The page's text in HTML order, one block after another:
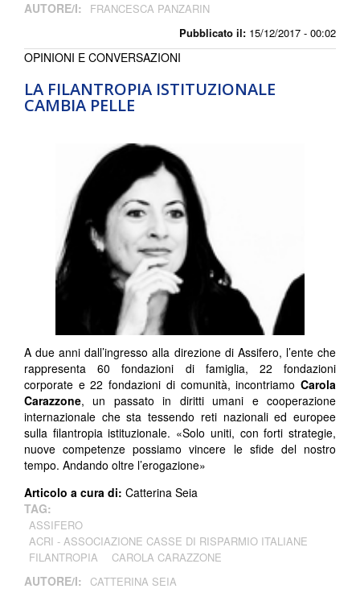
Pubblicato il: 15/12/2017 - 00:02
AUTORE/I: FRANCESCA PANZARIN
LA FILANTROPIA ISTITUZIONALE
CAMBIA PELLE
OPINIONI E CONVERSAZIONI
A due anni dall’ingresso alla direzione di Assifero, l’ente che
rappresenta 60 fondazioni di famiglia, 22 fondazioni
corporate e 22 fondazioni di comunità, incontriamo Carola
Carazzone, un passato in diritti umani e cooperazione
internazionale che sta tessendo reti nazionali ed europee
sulla filantropia istituzionale. «Solo uniti, con forti strategie,
nuove competenze possiamo vincere le sfide del nostro
tempo. Andando oltre l’erogazione»
Articolo a cura di: Catterina Seia
TAG:
ASSIFERO
ACRI - ASSOCIAZIONE CASSE DI RISPARMIO ITALIANE
FILANTROPIA
CAROLA CARAZZONE
AUTORE/I: CATTERINA SEIA